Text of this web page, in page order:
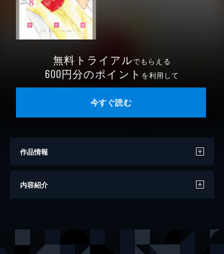
無料トライアルでもらえる
600円分のポイント を利用して
今すぐ読む
作品情報
著者
内容紹介